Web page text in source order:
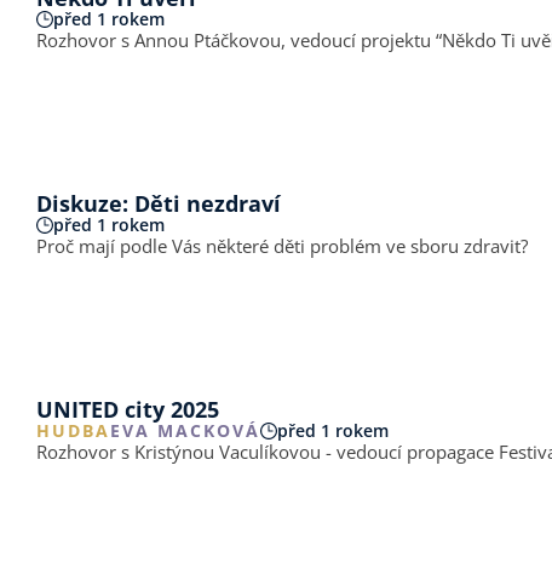
před 1 rokem
Rozhovor s Annou Ptáčkovou, vedoucí projektu “Někdo Ti
Diskuze: Děti nezdraví
před 1 rokem
Proč mají podle Vás některé děti problém ve sboru zdravit?
UNITED city 2025
HUDBA EVA MACKOVÁ před 1 rokem
Rozhovor s Kristýnou Vaculíkovou - vedoucí propagace